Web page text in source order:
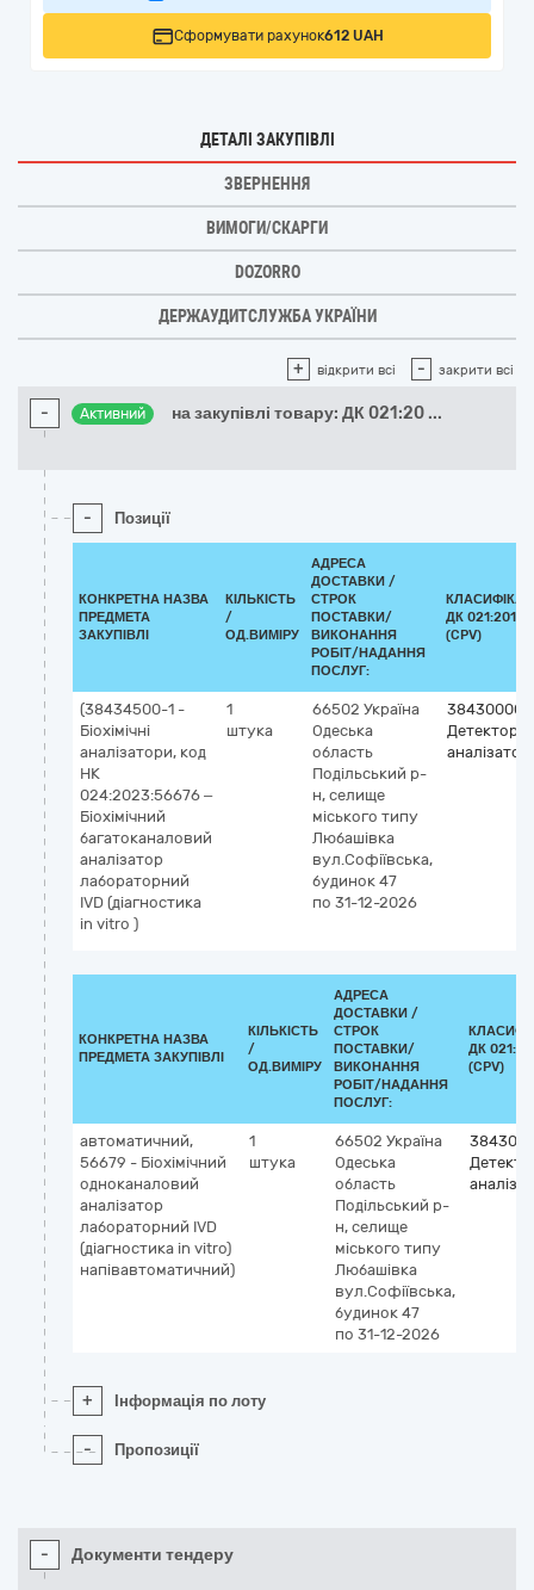
Сформувати рахунок612 UAH
ДЕТАЛІ ЗАКУПІВЛІ
ЗВЕРНЕННЯ
ВИМОГИ/СКАРГИ
DOZORRO
ДЕРЖАУДИТСЛУЖБА УКРАЇНИ
+ відкрити всі - закрити всі
- Активний на закупівлі товару: ДК 021:20 ...
- Позиції
КОНКРЕТНА НАЗВА
ПРЕДМЕТА
ЗАКУПІВЛІ
КІЛЬКІСТЬ
/
ОД.ВИМІРУ
АДРЕСА
ДОСТАВКИ /
СТРОК
ПОСТАВКИ/
ВИКОНАННЯ
РОБІТ/НАДАННЯ
ПОСЛУГ:
ДК 021:2015
(CPV)
(38434500-1 -
Біохімічні
аналізатори, код
НК
024:2023:56676 –
Біохімічний
багатоканаловий
аналізатор
лабораторний
IVD (діагностика
in vitro )
1
штука
66502 Україна
Одеська
область
Подільський р-
н, селище
міського типу
Любашівка
вул.Софіївська,
будинок 47
по 31-12-2026
38430000-
Детектори
КОНКРЕТНА НАЗВА
ПРЕДМЕТА ЗАКУПІВЛІ
КІЛЬКІСТЬ
/
ОД.ВИМІРУ
АДРЕСА
ДОСТАВКИ /
СТРОК
ПОСТАВКИ/
ВИКОНАННЯ
РОБІТ/НАДАННЯ
ПОСЛУГ:
ДК
(CPV)
автоматичний,
56679 - Біохімічний
одноканаловий
аналізатор
лабораторний IVD
(діагностика in vitro)
напівавтоматичний)
1
штука
66502 Україна
Одеська
область
Подільський р-
н, селище
міського типу
Любашівка
вул.Софіївська,
будинок 47
по 31-12-2026
+ Інформація по лоту
- Пропозиції
- Документи тендеру